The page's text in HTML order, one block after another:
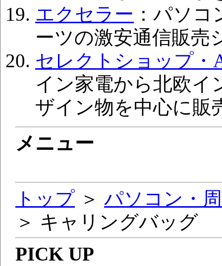
エクセラー ：パソ
ーツの激安通信販売
セレクトショップ・
イン家電から北欧イ
ザイン物を中心に販
メニュー
トップ ＞ パソコン・
＞ キャリングバッグ
PICK UP